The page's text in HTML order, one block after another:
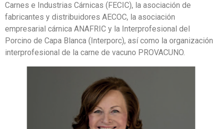
Carnes e Industrias Cárnicas (FECIC), la asociación de
fabricantes y distribuidores AECOC, la asociación
empresarial cárnica ANAFRIC y la Interprofesional del
Porcino de Capa Blanca (Interporc), así como la organización
interprofesional de la carne de vacuno PROVACUNO.